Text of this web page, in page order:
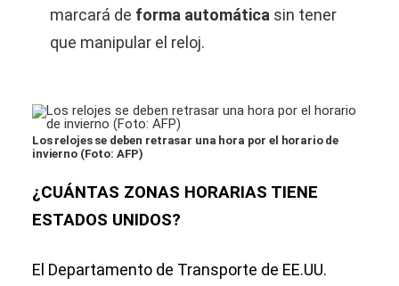
marcará de forma automática sin tener
que manipular el reloj.
Los relojes se deben retrasar una hora por el horario de
invierno (Foto: AFP)
¿CUÁNTAS ZONAS HORARIAS TIENE
ESTADOS UNIDOS?
El Departamento de Transporte de EE.UU.